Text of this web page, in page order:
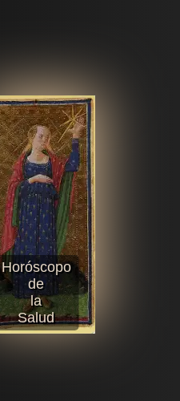
Horóscopo
de
la
Salud